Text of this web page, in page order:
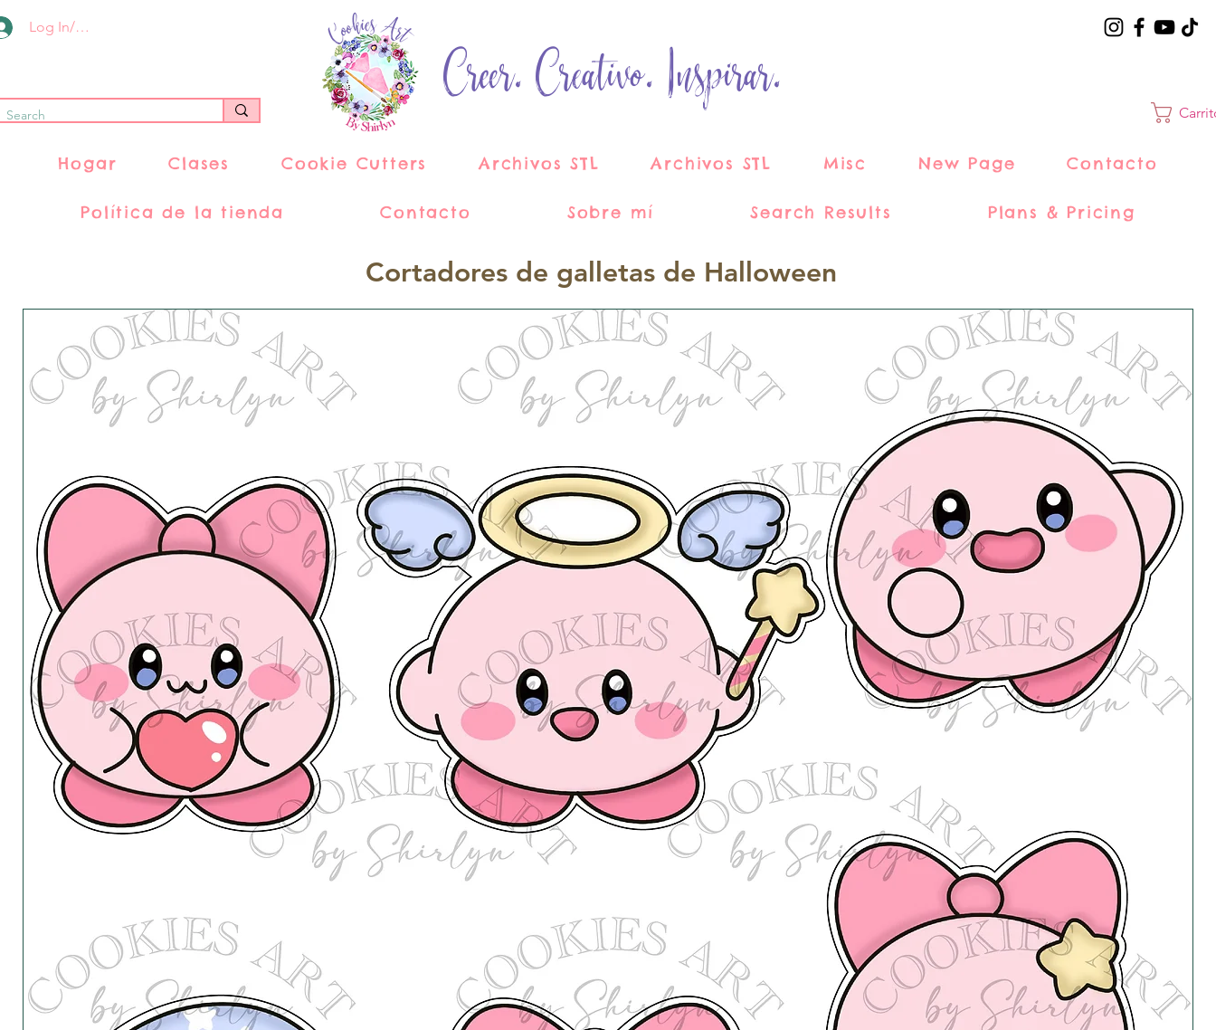
Log In/Register
Creer. Creativo. Inspirar.
Hogar Clases Cookie Cutters Archivos STL Archivos STL Misc New Page Contacto
Política de la tienda Contacto Sobre mí Search Results Plans & Pricing
Cortadores de galletas de Halloween